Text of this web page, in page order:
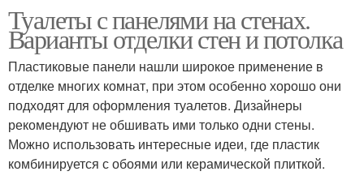
Туалеты с панелями на стенах.
Варианты отделки стен и потолка
Пластиковые панели нашли широкое применение в
отделке многих комнат, при этом особенно хорошо они
подходят для оформления туалетов. Дизайнеры
рекомендуют не обшивать ими только одни стены.
Можно использовать интересные идеи, где пластик
комбинируется с обоями или керамической плиткой.